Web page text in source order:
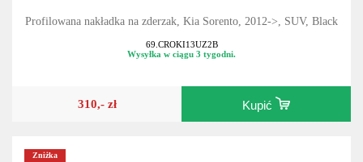
Profilowana nakładka na zderzak, Kia Sorento, 2012->, SUV, Black
69.CROKI13UZ2B
Wysyłka w ciągu 3 tygodni.
310,- zł Kupić
Zniżka